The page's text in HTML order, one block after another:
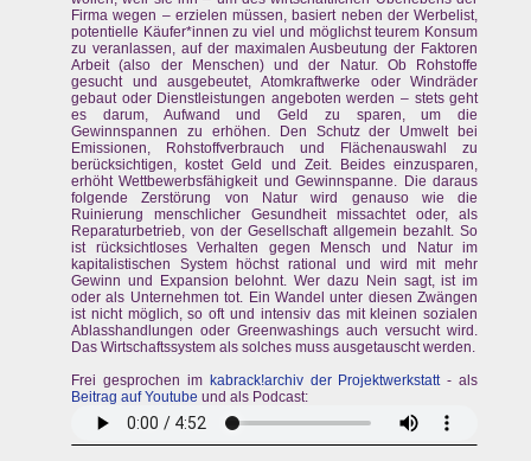
Firma wegen – erzielen müssen, basiert neben der Werbelist,
potentielle Käufer*innen zu viel und möglichst teurem Konsum
zu veranlassen, auf der maximalen Ausbeutung der Faktoren
Arbeit (also der Menschen) und der Natur. Ob Rohstoffe
gesucht und ausgebeutet, Atomkraftwerke oder Windräder
gebaut oder Dienstleistungen angeboten werden – stets geht
es darum, Aufwand und Geld zu sparen, um die
Gewinnspannen zu erhöhen. Den Schutz der Umwelt bei
Emissionen, Rohstoffverbrauch und Flächenauswahl zu
berücksichtigen, kostet Geld und Zeit. Beides einzusparen,
erhöht Wettbewerbsfähigkeit und Gewinnspanne. Die daraus
folgende Zerstörung von Natur wird genauso wie die
Ruinierung menschlicher Gesundheit missachtet oder, als
Reparaturbetrieb, von der Gesellschaft allgemein bezahlt. So
ist rücksichtloses Verhalten gegen Mensch und Natur im
kapitalistischen System höchst rational und wird mit mehr
Gewinn und Expansion belohnt. Wer dazu Nein sagt, ist im
oder als Unternehmen tot. Ein Wandel unter diesen Zwängen
ist nicht möglich, so oft und intensiv das mit kleinen sozialen
Ablasshandlungen oder Greenwashings auch versucht wird.
Das Wirtschaftssystem als solches muss ausgetauscht werden.
Frei gesprochen im kabrack!archiv der Projektwerkstatt- als
Beitrag auf Youtube und als Podcast: